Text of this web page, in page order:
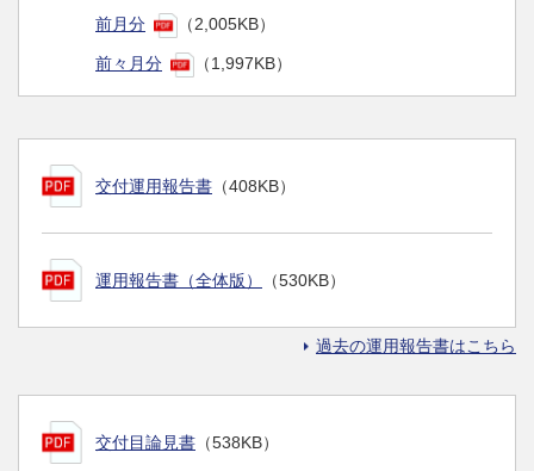
前月分 （2,005KB）
前々月分 （1,997KB）
交付運用報告書 （408KB）
運用報告書（全体版） （530KB）
過去の運用報告書はこちら
交付目論見書 （538KB）